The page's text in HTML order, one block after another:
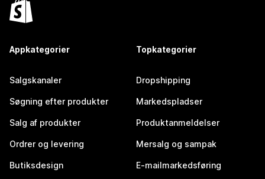
Appkategorier
Salgskanaler
Søgning efter produkter
Salg af produkter
Ordrer og levering
Butiksdesign
Topkategorier
Dropshipping
Markedspladser
Produktanmeldelser
Mersalg og sampak
E-mailmarkedsføring